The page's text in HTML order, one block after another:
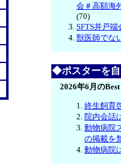
会＃高額海
(70)
SFTS井戸端
獣医師でな
◆ポスターを自
2026年6月のBest
終生飼育
院内会話
動物病院
の掲載を
動物病院